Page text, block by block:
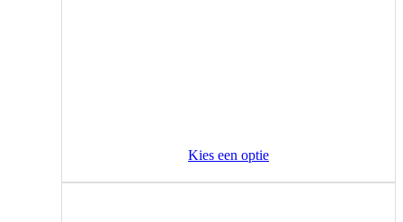
Kies een optie